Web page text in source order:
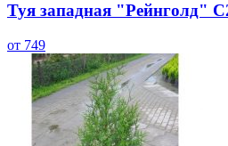
Туя западная "Рейнголд"
от 749